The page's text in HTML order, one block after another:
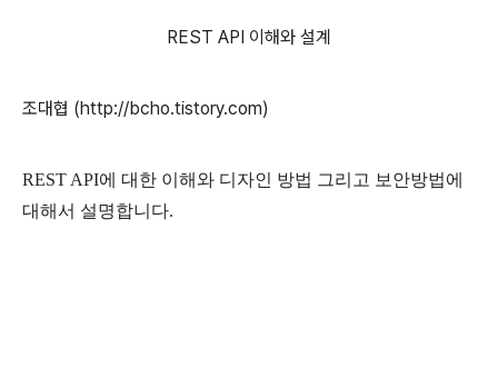
REST API 이해와 설계
조대협 (http://bcho.tistory.com)
REST API에 대한 이해와 디자인 방법 그리고 보안방법에
대해서 설명합니다.